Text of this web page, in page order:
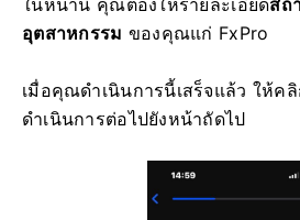
ในหน้านี้ คุณต้องให้รายละเอียดสถ
อุตสาหกรรม ของคุณแก่ FxPro
เมื่อคุณดำเนินการนี้เสร็จแล้ว ให้ค
ดำเนินการต่อไปยังหน้าถัดไป